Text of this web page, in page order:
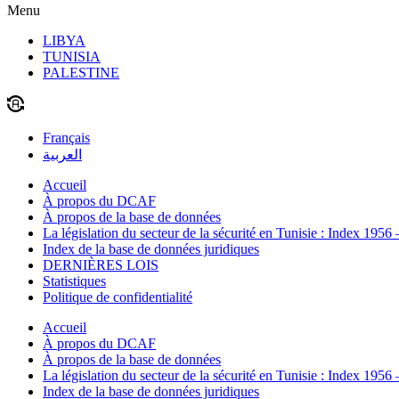
Menu
LIBYA
TUNISIA
PALESTINE
Français
العربية
Accueil
À propos du DCAF
À propos de la base de données
La législation du secteur de la sécurité en Tunisie : Index 1956
Index de la base de données juridiques
DERNIÈRES LOIS
Statistiques
Politique de confidentialité
Accueil
À propos du DCAF
À propos de la base de données
La législation du secteur de la sécurité en Tunisie : Index 1956
Index de la base de données juridiques